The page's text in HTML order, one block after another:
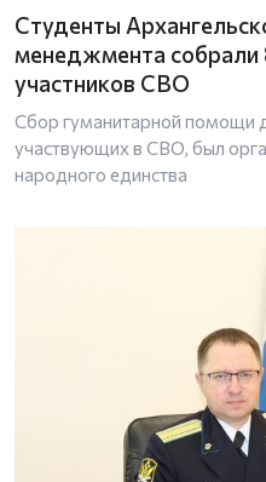
Студенты
менеджмента собрали
участников СВО
Сбор гуманитарной помощи
участвующих в СВО, был
народного единства